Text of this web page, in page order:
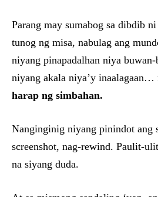
Parang may sumabog sa dibdib
tunog ng misa, nabulag ang
niyang pinapadalhan niya
niyang akala niya’y inaalagaan…
harap ng simbahan.
Nanginginig niyang pinindot ang
screenshot, nag-rewind. Paulit-
na siyang duda.